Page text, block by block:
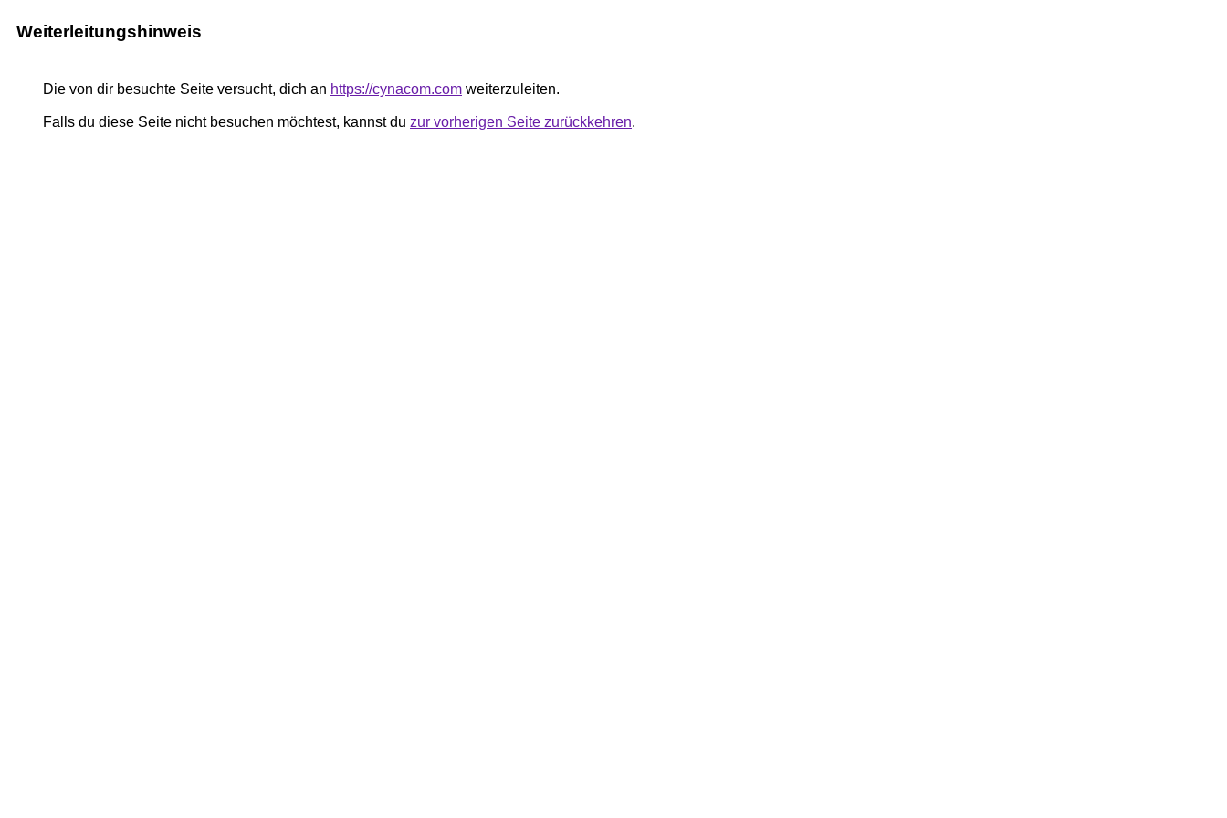
Weiterleitungshinweis
Die von dir besuchte Seite versucht, dich an https://cynacom.com weiterzuleiten.
Falls du diese Seite nicht besuchen möchtest, kannst du zur vorherigen Seite zurückkehren.